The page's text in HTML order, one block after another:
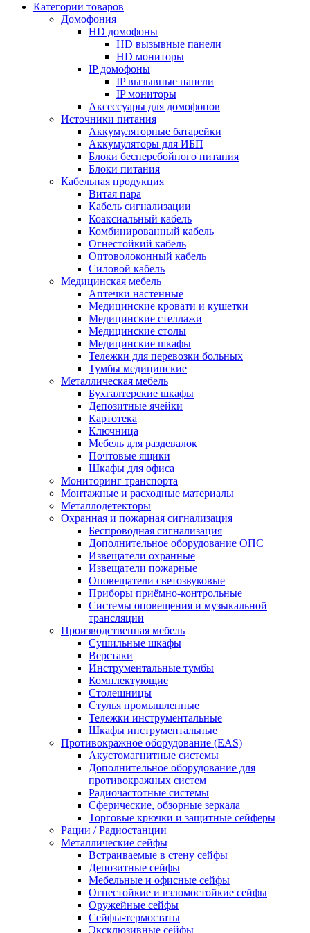
Категории товаров
Домофония
HD домофоны
HD вызывные панели
HD мониторы
IP домофоны
IP вызывные панели
IP мониторы
Аксессуары для домофонов
Источники питания
Аккумуляторные батарейки
Аккумуляторы для ИБП
Блоки бесперебойного питания
Блоки питания
Кабельная продукция
Витая пара
Кабель сигнализации
Коаксиальный кабель
Комбинированный кабель
Огнестойкий кабель
Оптоволоконный кабель
Силовой кабель
Медицинская мебель
Аптечки настенные
Медицинские кровати и кушетки
Медицинские стеллажи
Медицинские столы
Медицинские шкафы
Тележки для перевозки больных
Тумбы медицинские
Металлическая мебель
Бухгалтерские шкафы
Депозитные ячейки
Картотека
Ключница
Мебель для раздевалок
Почтовые ящики
Шкафы для офиса
Мониторинг транспорта
Монтажные и расходные материалы
Металлодетекторы
Охранная и пожарная сигнализация
Беспроводная сигнализация
Дополнительное оборудование ОПС
Извещатели охранные
Извещатели пожарные
Оповещатели светозвуковые
Приборы приёмно-контрольные
Системы оповещения и музыкальной
трансляции
Производственная мебель
Cушильные шкафы
Верстаки
Инструментальные тумбы
Комплектующие
Столешницы
Стулья промышленные
Тележки инструментальные
Шкафы инструментальные
Противокражное оборудование (EAS)
Акустомагнитные системы
Дополнительное оборудование для
противокражных систем
Радиочастотные системы
Сферические, обзорные зеркала
Торговые крючки и защитные сейферы
Рации / Радиостанции
Металлические сейфы
Встраиваемые в стену сейфы
Депозитные сейфы
Мебельные и офисные сейфы
Огнестойкие и взломостойкие сейфы
Оружейные сейфы
Сейфы-термостаты
Эксклюзивные сейфы